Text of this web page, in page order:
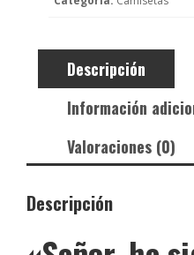
Descripción
Información
Valoraciones (0)
Descripción